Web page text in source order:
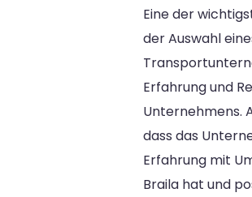
Eine der
der Auswahl
Erfahrung und
Unternehmens.
dass das
Erfahrung mit
Braila hat und